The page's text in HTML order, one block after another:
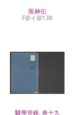
医林伝
F@イ@138
醫學管錐. 卷十九